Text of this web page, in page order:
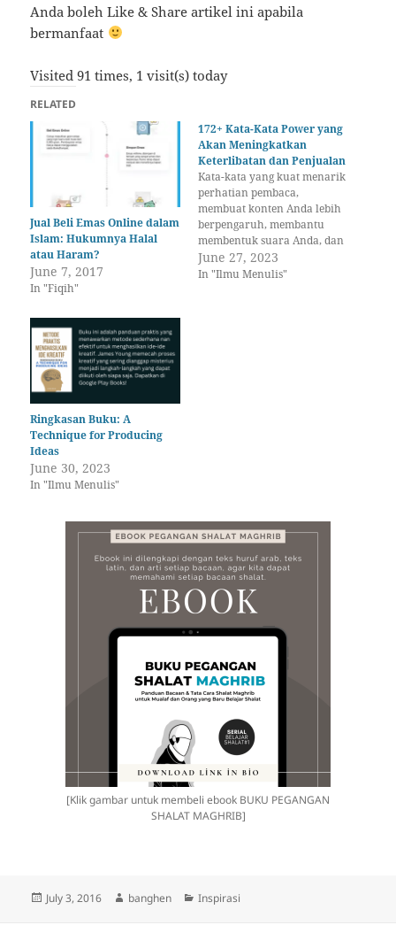
Anda boleh Like & Share artikel ini apabila
bermanfaat
Visited 91 times, 1 visit(s) today
RELATED
Jual Beli Emas Online dalam
Islam: Hukumnya Halal
atau Haram?
June 7, 2017
In "Fiqih"
172+ Kata-Kata Power yang
Akan Meningkatkan
Keterlibatan dan Penjualan
Kata-kata yang kuat menarik
perhatian pembaca,
membuat konten Anda lebih
berpengaruh, membantu
membentuk suara Anda, dan
mendorong orang untuk
mengikuti saran Anda. Cara
June 27, 2023
In "Ilmu Menulis"
Ringkasan Buku: A
Technique for Producing
Ideas
June 30, 2023
In "Ilmu Menulis"
[Klik gambar untuk membeli ebook BUKU PEGANGAN
SHALAT MAGHRIB]
Posted
July 3, 2016 Author
banghen Categories
Inspirasi